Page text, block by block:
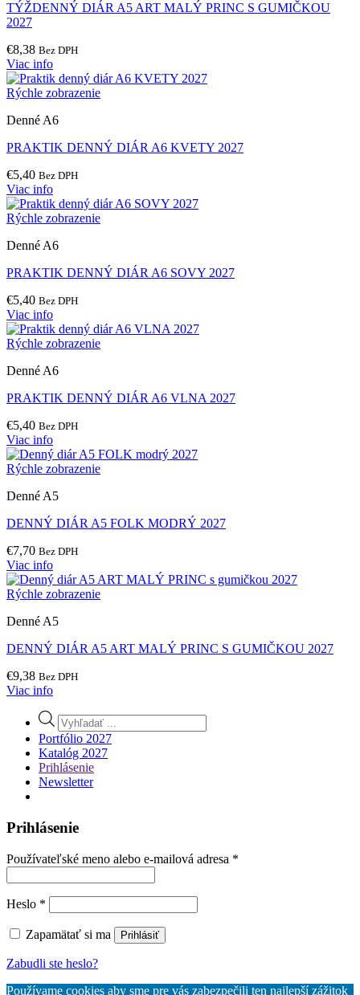
TÝŽDENNÝ DIÁR A5 ART MALÝ PRINC S GUMIČKOU
2027
€8,38 Bez DPH
Viac info
Rýchle zobrazenie
Denné A6
PRAKTIK DENNÝ DIÁR A6 KVETY 2027
€5,40 Bez DPH
Viac info
Rýchle zobrazenie
Denné A6
PRAKTIK DENNÝ DIÁR A6 SOVY 2027
€5,40 Bez DPH
Viac info
Rýchle zobrazenie
Denné A6
PRAKTIK DENNÝ DIÁR A6 VLNA 2027
€5,40 Bez DPH
Viac info
Rýchle zobrazenie
Denné A5
DENNÝ DIÁR A5 FOLK MODRÝ 2027
€7,70 Bez DPH
Viac info
Rýchle zobrazenie
Denné A5
DENNÝ DIÁR A5 ART MALÝ PRINC S GUMIČKOU 2027
€9,38 Bez DPH
Viac info
Products
search
Portfólio 2027
Katalóg 2027
Prihlásenie
Newsletter
Prihlásenie
Používateľské meno alebo e-mailová adresa *
Heslo *
Zapamätať si ma Prihlásiť
Zabudli ste heslo?
Používame cookies aby sme pre vás zabezpečili ten najlepší zážitok